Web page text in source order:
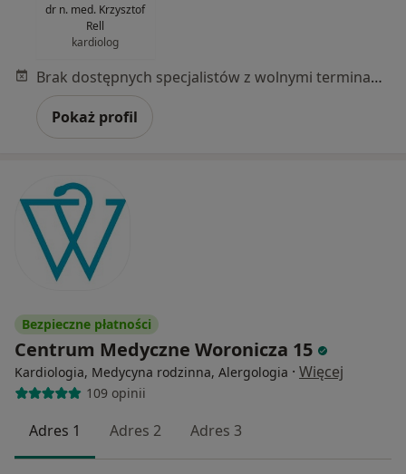
dr n. med. Krzysztof
Rell
kardiolog
Brak dostępnych specjalistów z wolnymi terminami w tym centrum medycznym.
Pokaż profil
Bezpieczne płatności
Centrum Medyczne Woronicza 15
Kardiologia, Medycyna rodzinna, Alergologia · Więcej
109 opinii
Adres 1 Adres 2 Adres 3